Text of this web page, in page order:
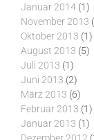
Januar 2014 (1)
November 2013
Oktober 2013 (1)
August 2013 (5)
Juli 2013 (1)
Juni 2013 (2)
März 2013 (6)
Februar 2013 (1)
Januar 2013 (1)